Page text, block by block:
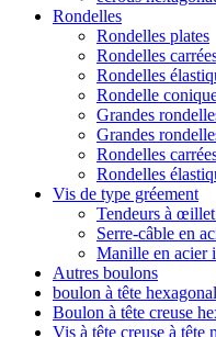
Rondelles
Rondelles plates
Rondelles
Rondelles
Rondelle
Grandes
Grandes
Rondelles
Rondelles
Vis de type gréement
Tendeurs à
Serre-câble en
Manille en acier
Autres boulons
boulon à tête
Boulon à tête creuse
Vis à tête creuse à tête